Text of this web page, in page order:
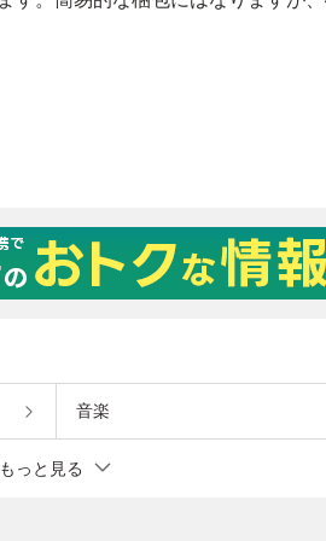
音楽
もっと見る